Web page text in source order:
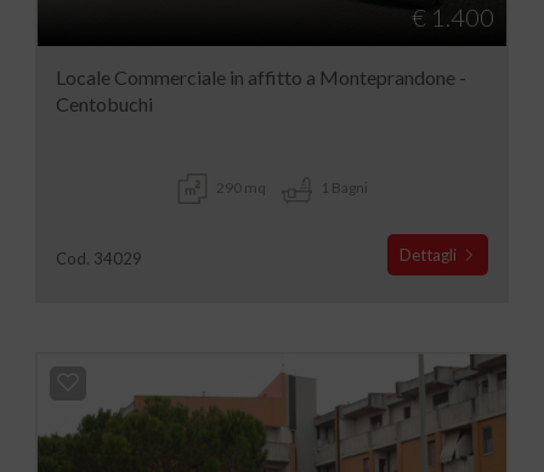
€ 1.400
Locale Commerciale in affitto a Monteprandone -
Centobuchi
290 mq 1 Bagni
Cod. 34029 Dettagli